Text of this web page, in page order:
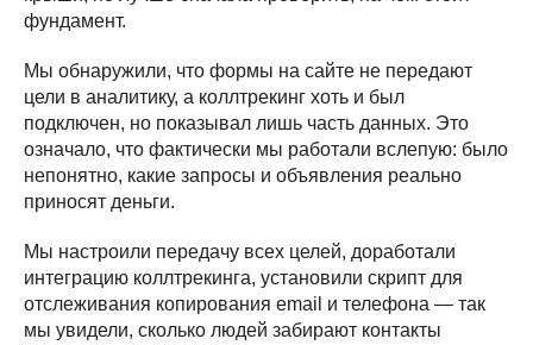
фундамент.
Мы обнаружили, что формы на сайте не передают
цели в аналитику, а коллтрекинг хоть и был
подключен, но показывал лишь часть данных. Это
означало, что фактически мы работали вслепую: было
непонятно, какие запросы и объявления реально
приносят деньги.
Мы настроили передачу всех целей, доработали
интеграцию коллтрекинга, установили скрипт для
отслеживания копирования email и телефона — так
мы увидели, сколько людей забирают контакты